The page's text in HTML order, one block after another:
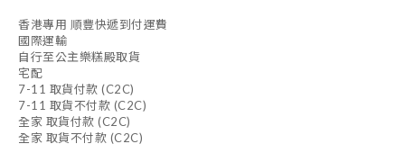
香港專用 順豐快遞到付運費
國際運輸
自行至公主樂糕殿取貨
宅配
7-11 取貨付款 (C2C)
7-11 取貨不付款 (C2C)
全家 取貨付款 (C2C)
全家 取貨不付款 (C2C)